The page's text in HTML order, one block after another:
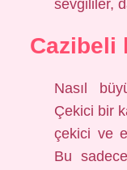
sevgililer,
Cazibeli
Nasıl
Çekici bir
çekici ve
Bu